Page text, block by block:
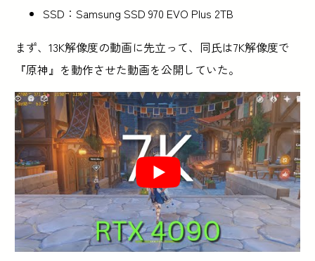
SSD：Samsung SSD 970 EVO Plus 2TB
まず、13K解像度の動画に先立って、同氏は7K解像度で
『原神』を動作させた動画を公開していた。